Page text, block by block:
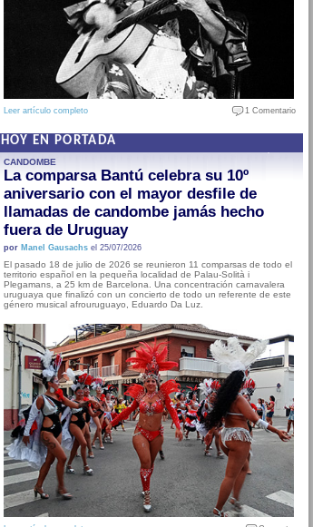
Leer artículo completo 1 Comentario
HOY EN PORTADA
CANDOMBE
La comparsa Bantú celebra su 10º
aniversario con el mayor desfile de
llamadas de candombe jamás hecho
fuera de Uruguay
por Manel Gausachsel 25/07/2026
El pasado 18 de julio de 2026 se reunieron 11 comparsas de todo el
territorio español en la pequeña localidad de Palau-Solità i
Plegamans, a 25 km de Barcelona. Una concentración carnavalera
uruguaya que finalizó con un concierto de todo un referente de este
género musical afrouruguayo, Eduardo Da Luz.